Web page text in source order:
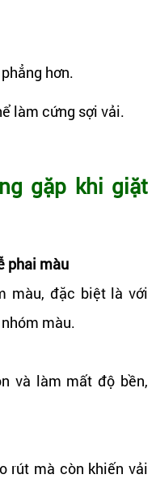
hơn.
làm cứng sợi vải.
gặp khi giặt
phai màu
màu, đặc biệt là với
màu.
và làm mất độ bền,
rút mà còn khiến vải